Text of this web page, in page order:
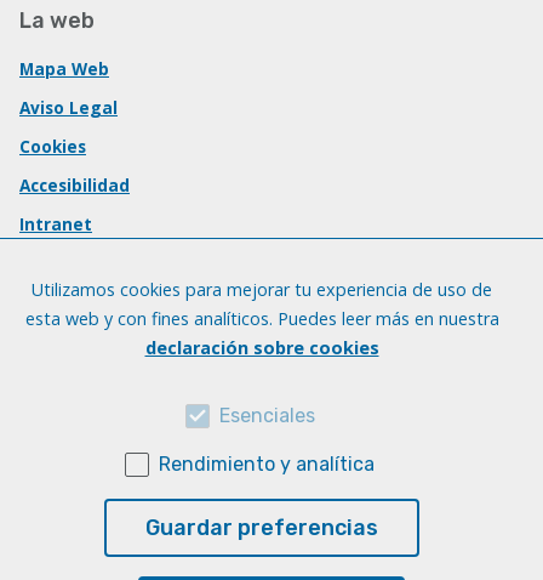
La web
Mapa Web
Aviso Legal
Cookies
Accesibilidad
Intranet
Utilizamos cookies para mejorar tu experiencia de uso de
esta web y con fines analíticos. Puedes leer más en nuestra
declaración sobre cookies
Esenciales
Rendimiento y analítica
Guardar preferencias